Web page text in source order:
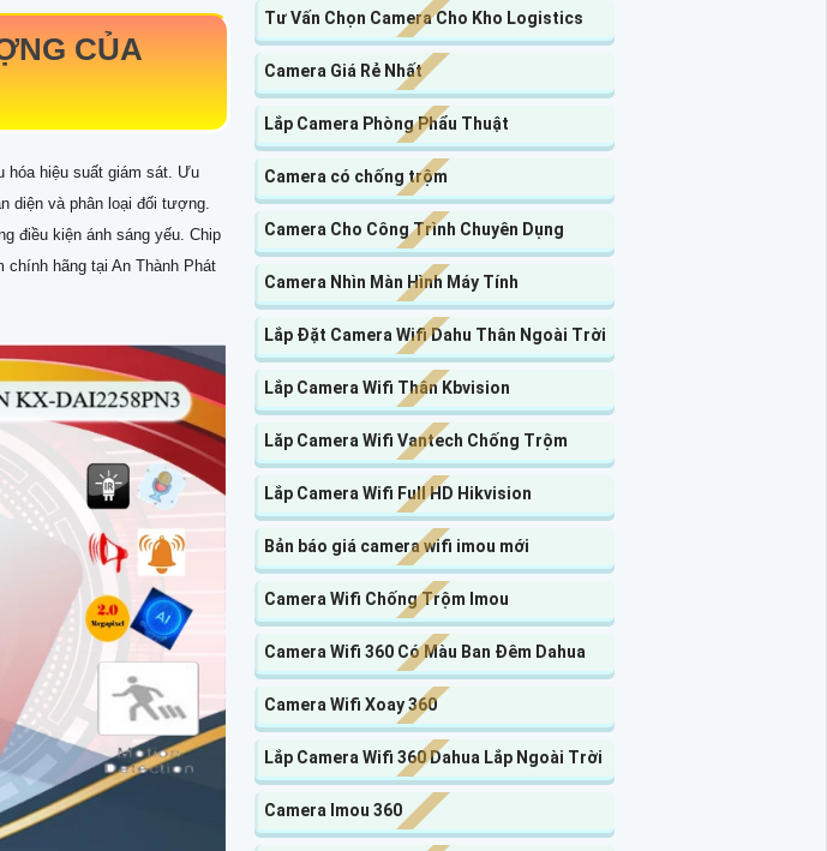
CỦA
hóa hiệu suất giám sát. Ưu
diện và phân loại đối tượng.
điều kiện ánh sáng yếu. Chip
hãng tại An Thành Phát
Tư Vấn Chọn Camera Cho Kho Logistics
Camera Giá Rẻ Nhất
Lắp Camera Phòng Phẩu Thuật
Camera có chống trộm
Camera Cho Công Trình Chuyên Dụng
Camera Nhìn Màn Hình Máy Tính
Lắp Đặt Camera Wifi Dahu Thân Ngoài Trời
Lắp Camera Wifi Thân Kbvision
Lăp Camera Wifi Vantech Chống Trộm
Lắp Camera Wifi Full HD Hikvision
Bản báo giá camera wifi imou mới
Camera Wifi Chống Trộm Imou
Camera Wifi 360 Có Màu Ban Đêm Dahua
Camera Wifi Xoay 360
Lắp Camera Wifi 360 Dahua Lắp Ngoài Trời
Camera Imou 360